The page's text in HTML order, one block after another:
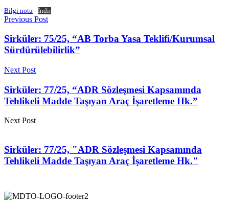
Bilgi notu İndir
Previous Post
Sirküler: 75/25, “AB Torba Yasa Teklifi/Kurumsal
Sürdürülebilirlik”
Next Post
Sirküler: 77/25, “ADR Sözleşmesi Kapsamında
Tehlikeli Madde Taşıyan Araç İşaretleme Hk.”
Next Post
Sirküler: 77/25, "ADR Sözleşmesi Kapsamında
Tehlikeli Madde Taşıyan Araç İşaretleme Hk."